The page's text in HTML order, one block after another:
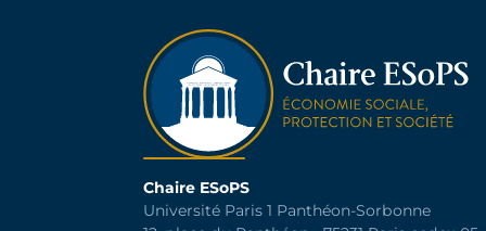
Chaire ESoPS
Université Paris 1 Panthéon-Sorbonne